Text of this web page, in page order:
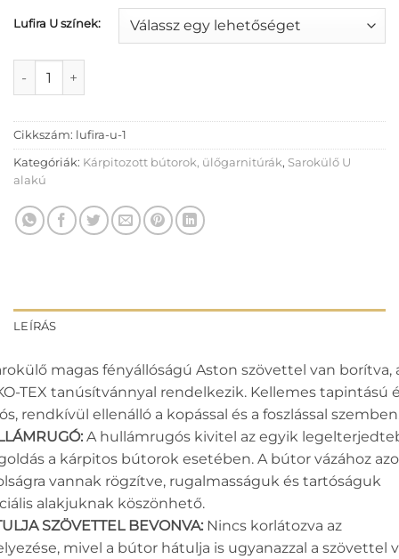
Lufira U színek:
Lufira U sarokülő mennyiség
Cikkszám: lufira-u-1
Kategóriák: Kárpitozott bútorok, ülőgarnitúrák, Sarokülő U
alakú
LEÍRÁS
magas fényállóságú Aston szövettel van borítva,
TEX tanúsítvánnyal rendelkezik. Kellemes tapintású
rendkívül ellenálló a kopással és a foszlással
A hullámrugós kivitel az egyik
a kárpitos bútorok esetében. A bútor vázához
vannak rögzítve, rugalmasságuk és tartóságuk
alakjuknak köszönhető.
SZÖVETTEL BEVONVA: Nincs korlátozva az
mivel a bútor hátulja is ugyanazzal a szövettel